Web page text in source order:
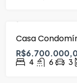
Casa
4 6 3